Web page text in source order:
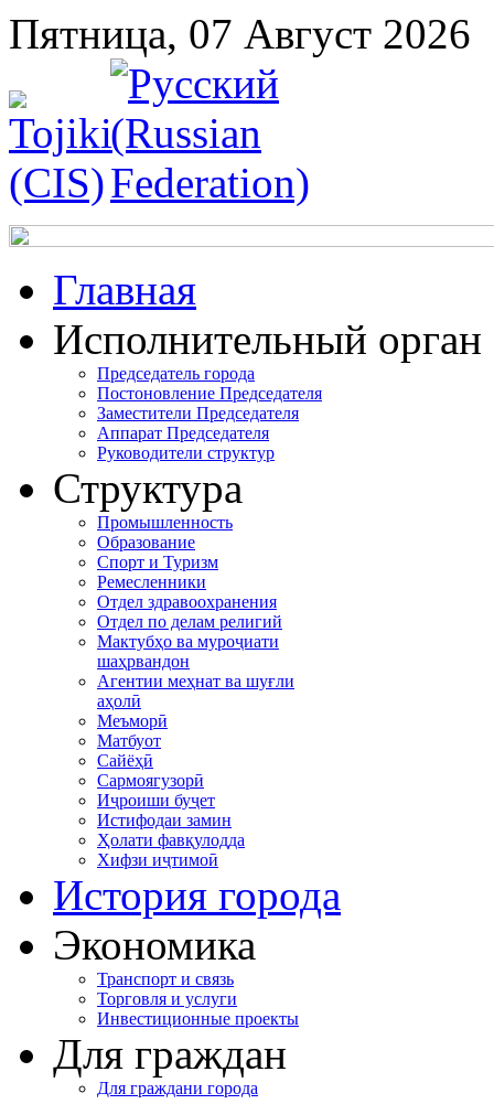
Пятница, 07 Август 2026
Главная
Исполнительный орган
Председатель города
Постоновление Председателя
Заместители Председателя
Аппарат Председателя
Руководители структур
Структура
Промышленность
Образование
Спорт и Туризм
Ремесленники
Отдел здравоохранения
Отдел по делам религий
Мактубҳо ва муроҷиати
шаҳрвандон
Агентии меҳнат ва шуғли
аҳолӣ
Меъморӣ
Матбуот
Сайёҳӣ
Сармоягузорӣ
Иҷроиши буҷет
Истифодаи замин
Ҳолати фавқулодда
Хифзи иҷтимоӣ
История города
Экономика
Транспорт и связь
Торговля и услуги
Инвестиционные проекты
Для граждан
Для граждани города